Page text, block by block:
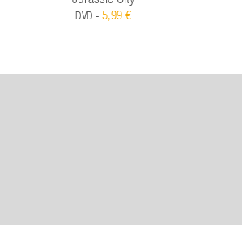
DVD - 5,99 €